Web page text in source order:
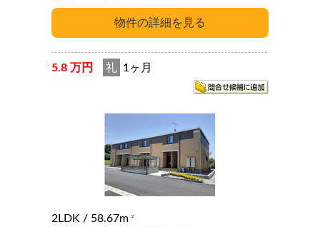
5.8 万円 礼 1ヶ月
2LDK / 58.67m 2